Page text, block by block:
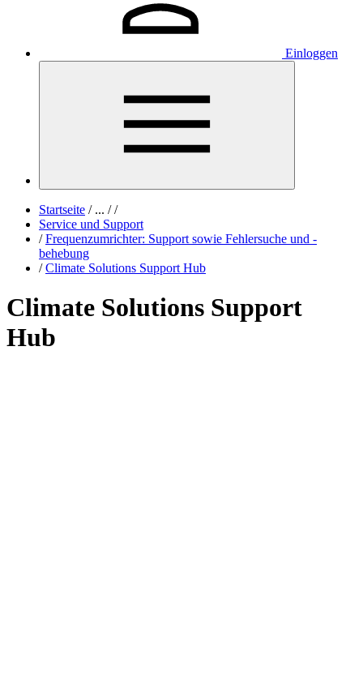
Einloggen
Startseite /... / /
Service und Support
/ Frequenzumrichter: Support sowie Fehlersuche und -
behebung
/ Climate Solutions Support Hub
Climate Solutions Support
Hub